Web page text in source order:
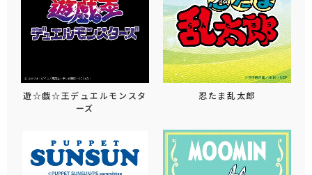
遊☆戯☆王デュエルモンスタ
ーズ
忍たま乱太郎